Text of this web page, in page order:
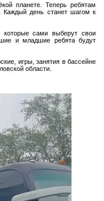
планете. Теперь ребятам
Каждый день станет шагом к
которые сами выберут свои
и младшие ребята будут
игры, занятия в бассейне
области.